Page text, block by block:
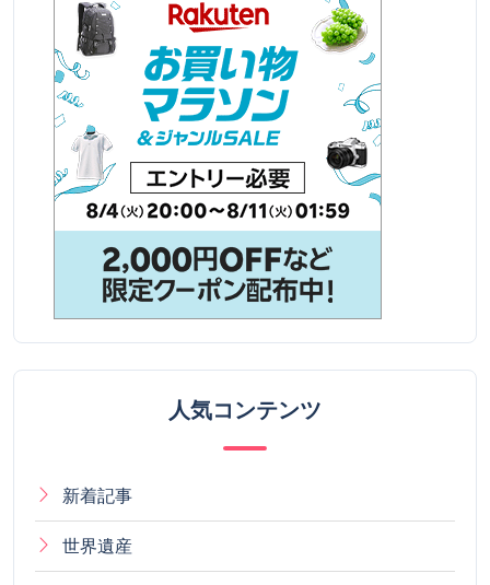
人気コンテンツ
新着記事
世界遺産